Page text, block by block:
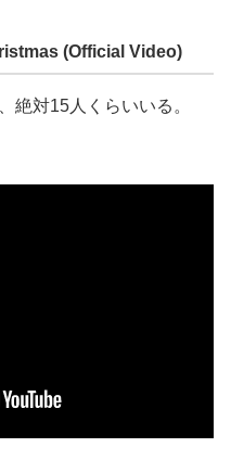
(Official Video)
絶対15人くらいいる。